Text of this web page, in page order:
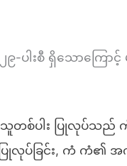
ါးစီ ရှိသောကြောင့်
, သူတစ်ပါး ပြုလုပ်
ပ်ခြင်း, ကံ ကံ၏ အ